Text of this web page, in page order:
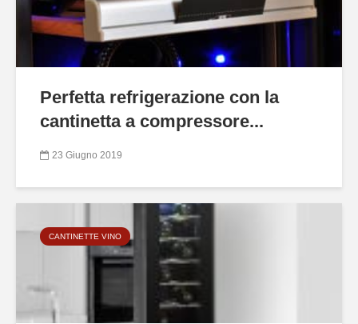
Perfetta refrigerazione con la
cantinetta a compressore...
23 Giugno 2019
CANTINETTE VINO